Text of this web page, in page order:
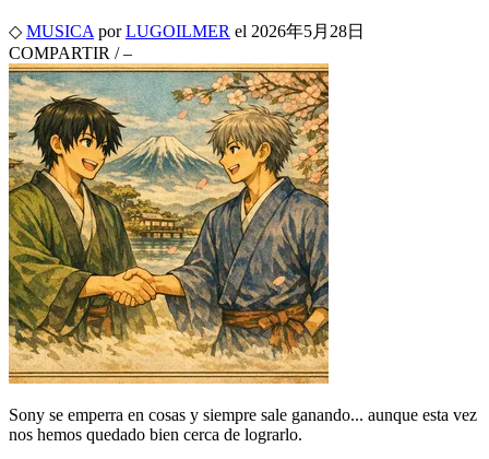
◇ MUSICA por LUGOILMER el 2026年5月28日
COMPARTIR / –
Sony se emperra en cosas y siempre sale ganando... aunque esta vez
nos hemos quedado bien cerca de lograrlo.